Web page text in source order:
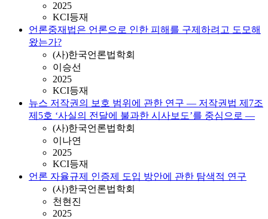
2025
KCI등재
언론중재법은 언론으로 인한 피해를 구제하려고 도모해
왔는가?
(사)한국언론법학회
이승선
2025
KCI등재
뉴스 저작권의 보호 범위에 관한 연구 — 저작권법 제7조
제5호 ‘사실의 전달에 불과한 시사보도’를 중심으로 —
(사)한국언론법학회
이나연
2025
KCI등재
언론 자율규제 인증제 도입 방안에 관한 탐색적 연구
(사)한국언론법학회
천현진
2025